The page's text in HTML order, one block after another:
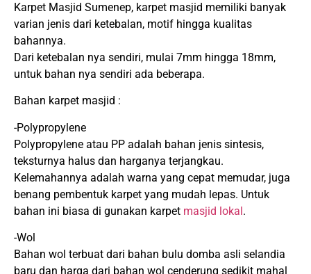
Karpet Masjid Sumenep, karpet masjid memiliki banyak
varian jenis dari ketebalan, motif hingga kualitas
bahannya.
Dari ketebalan nya sendiri, mulai 7mm hingga 18mm,
untuk bahan nya sendiri ada beberapa.
Bahan karpet masjid :
-Polypropylene
Polypropylene atau PP adalah bahan jenis sintesis,
teksturnya halus dan harganya terjangkau.
Kelemahannya adalah warna yang cepat memudar, juga
benang pembentuk karpet yang mudah lepas. Untuk
bahan ini biasa di gunakan karpet masjid lokal.
-Wol
Bahan wol terbuat dari bahan bulu domba asli selandia
baru dan harga dari bahan wol cenderung sedikit mahal